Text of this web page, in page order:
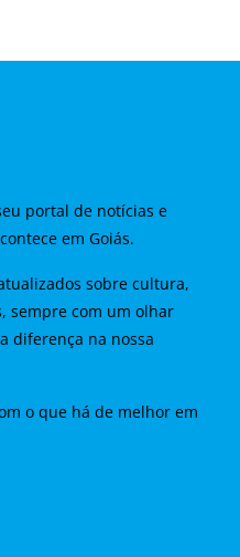
portal de notícias e
em Goiás.
sobre cultura,
sempre com um olhar
diferença na nossa
o que há de melhor em